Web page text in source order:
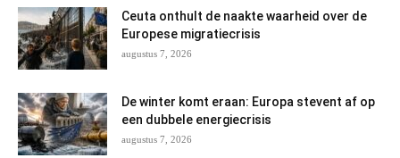
Ceuta onthult de naakte waarheid over de
Europese migratiecrisis
augustus 7, 2026
De winter komt eraan: Europa stevent af op
een dubbele energiecrisis
augustus 7, 2026